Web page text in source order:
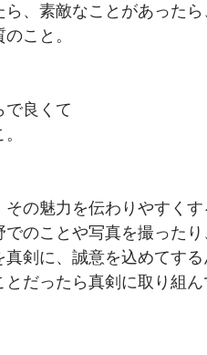
、素敵なことがあったら
こと。
で良くて
の魅力を伝わりやすく
のことや写真を撮った
剣に、誠意を込めてする
だったら真剣に取り組